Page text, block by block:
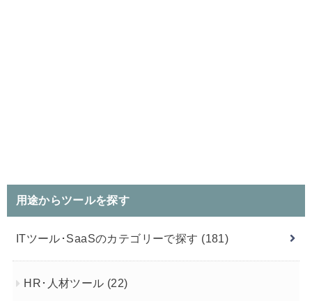
用途からツールを探す
ITツール･SaaSのカテゴリーで探す (181)
HR･人材ツール (22)